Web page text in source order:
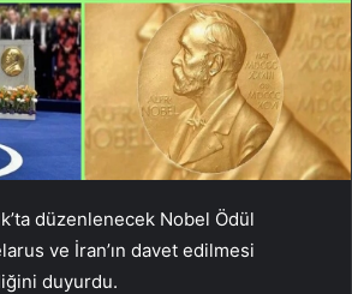
düzenlenecek Nobel Ödül
ve İran’ın davet edilmesi
duyurdu.